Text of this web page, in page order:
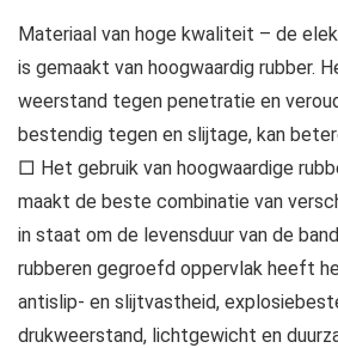
Materiaal van hoge kwaliteit – de
is gemaakt van hoogwaardig rubber.
weerstand tegen penetratie en
bestendig tegen en slijtage, kan
□ Het gebruik van hoogwaardige
maakt de beste combinatie van
in staat om de levensduur van de
rubberen gegroefd oppervlak heeft
antislip- en slijtvastheid,
drukweerstand, lichtgewicht en